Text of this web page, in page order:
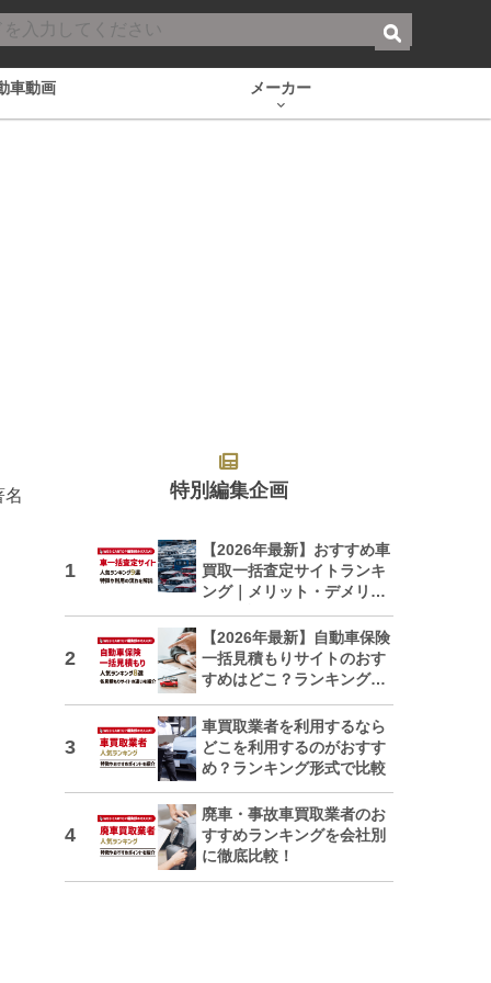
車動画 メーカー
名 特別編集企画
【2026年最新】おすすめ車
買取一括査定サイトランキ
ング｜メリット・デメリッ
トも解説
【2026年最新】自動車保険
一括見積もりサイトのおす
すめはどこ？ランキングで
車買取業者を利用するなら
どこを利用するのがおすす
め？ランキング形式で比較
廃車・事故車買取業者のお
すすめランキングを会社別
に徹底比較！